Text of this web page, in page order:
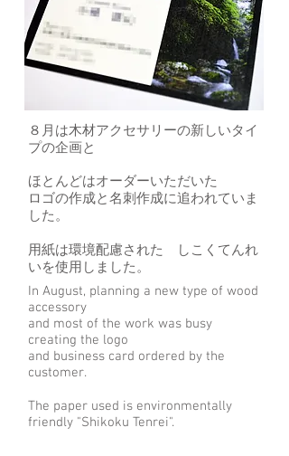
８月は木材アクセサリーの新しいタイ
プの企画と
ほとんどはオーダーいただいた
ロゴの作成と名刺作成に追われていま
した。
用紙は環境配慮された しこくてんれ
い​を使用しました。
In August, planning a new type of wood
accessory
and most of the work was busy
creating the logo
and business card ordered by the
customer.
The paper used is environmentally
friendly "Shikoku Tenrei".